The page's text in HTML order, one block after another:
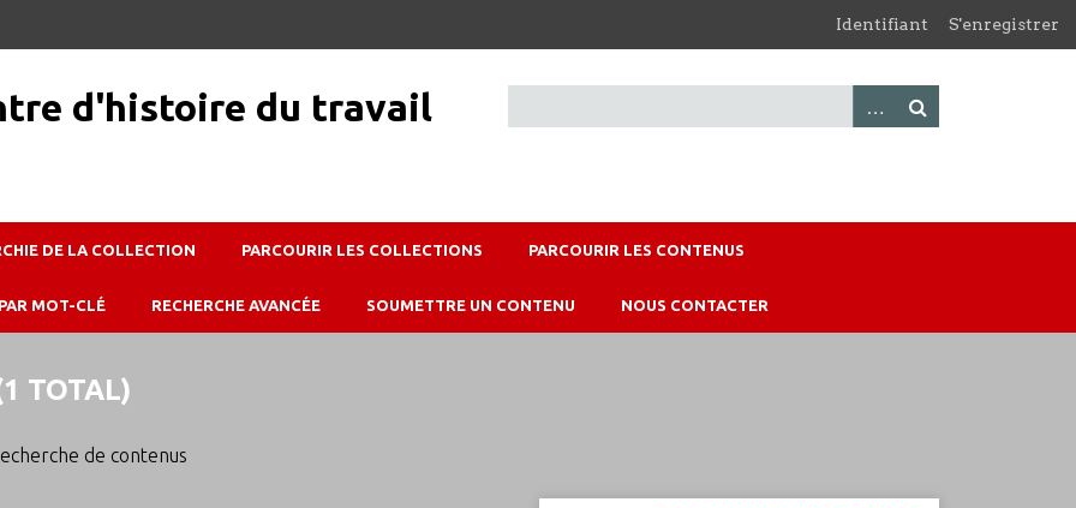
Identifiant S'enregistrer
DE LA COLLECTION PARCOURIR LES COLLECTIONS PARCOURIR LES CONTENUS
MOT-CLÉ RECHERCHE AVANCÉE SOUMETTRE UN CONTENU NOUS CONTACTER
TOTAL)
de contenus